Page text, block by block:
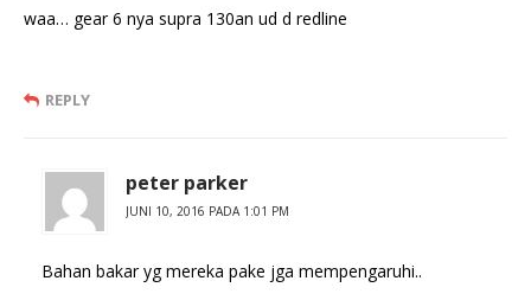
waa… gear 6 nya supra 130an ud d redline
REPLY
peter parker
JUNI 10, 2016 PADA 1:01 PM
Bahan bakar yg mereka pake jga mempengaruhi..